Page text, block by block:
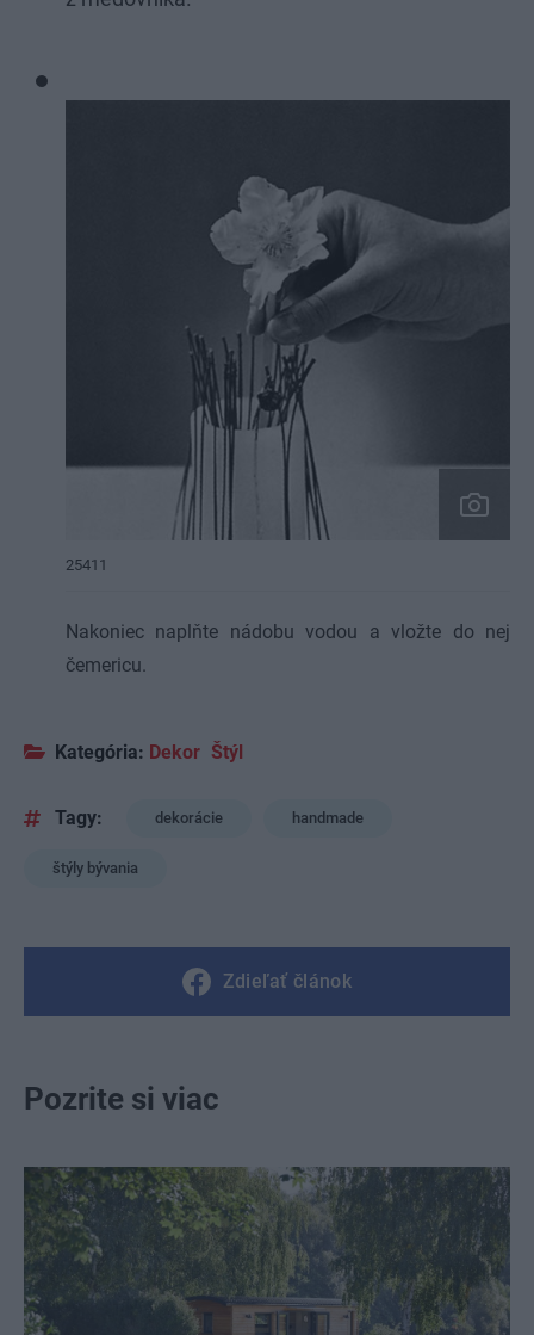
25411
Nakoniec naplňte nádobu vodou a vložte do nej
čemericu.
Kategória: Dekor Štýl
Tagy: dekorácie handmade
štýly bývania
Zdieľať článok
Pozrite si viac